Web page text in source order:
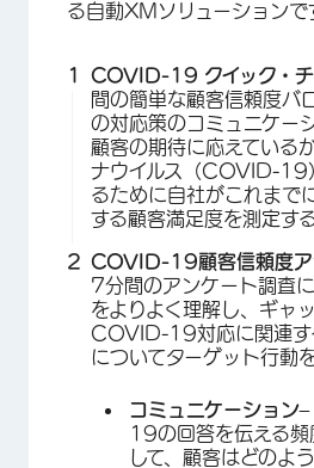
る自動XMソリューションで
COVID-19 クイック・チ
間の簡単な顧客信頼度バ
の対応策のコミュニケー
顧客の期待に応えている
ナウイルス（COVID-19
るために自社がこれまで
する顧客満足度を測定する
COVID-19顧客信頼度ア
7分間のアンケート調査
をよりよく理解し、ギャ
COVID-19対応に関連す
についてターゲット行動
コミュニケーション–
19の回答を伝える頻
して、顧客はどのよ